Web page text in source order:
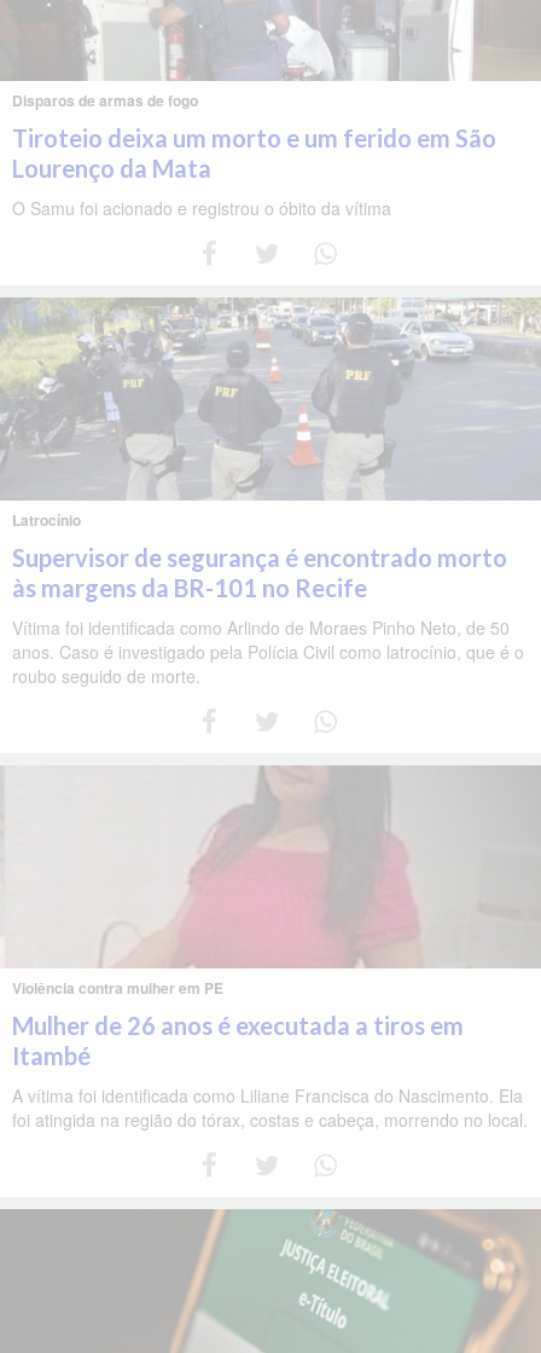
Disparos de armas de fogo
Tiroteio deixa um morto e um ferido em São
Lourenço da Mata
O Samu foi acionado e registrou o óbito da vítima
Latrocínio
Supervisor de segurança é encontrado morto
às margens da BR-101 no Recife
Vítima foi identificada como Arlindo de Moraes Pinho Neto, de 50
anos. Caso é investigado pela Polícia Civil como latrocínio, que é o
roubo seguido de morte.
Violência contra mulher em PE
Mulher de 26 anos é executada a tiros em
Itambé
A vítima foi identificada como Liliane Francisca do Nascimento. Ela
foi atingida na região do tórax, costas e cabeça, morrendo no local.